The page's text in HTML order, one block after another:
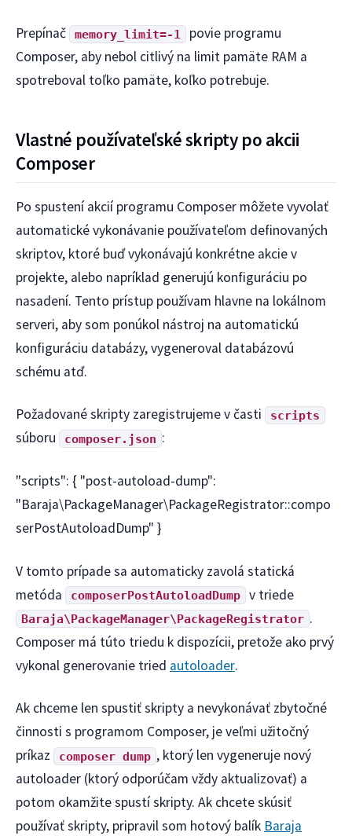
Prepínač memory_limit=-1
povie programu
Composer, aby nebol citlivý na limit pamäte RAM a
spotreboval toľko pamäte, koľko potrebuje.
Vlastné používateľské skripty po akcii
Composer
Po spustení akcií programu Composer môžete vyvolať
automatické vykonávanie používateľom definovaných
skriptov, ktoré buď vykonávajú konkrétne akcie v
projekte, alebo napríklad generujú konfiguráciu po
nasadení. Tento prístup používam hlavne na lokálnom
serveri, aby som ponúkol nástroj na automatickú
konfiguráciu databázy, vygeneroval databázovú
schému atď.
Požadované skripty zaregistrujeme v časti scripts
súboru composer.json :
"scripts": { "post-autoload-dump":
"Baraja\PackageManager\PackageRegistrator::compo
serPostAutoloadDump" }
V tomto prípade sa automaticky zavolá statická
metóda
composerPostAutoloadDump v triede
Baraja\PackageManager\PackageRegistrator .
Composer má túto triedu k dispozícii, pretože ako prvý
vykonal generovanie tried autoloader.
Ak chceme len spustiť skripty a nevykonávať zbytočné
činnosti s programom Composer, je veľmi užitočný
príkaz
composer dump , ktorý len vygeneruje nový
autoloader (ktorý odporúčam vždy aktualizovať) a
potom okamžite spustí skripty. Ak chcete skúsiť
používať skripty, pripravil som hotový balík Baraja